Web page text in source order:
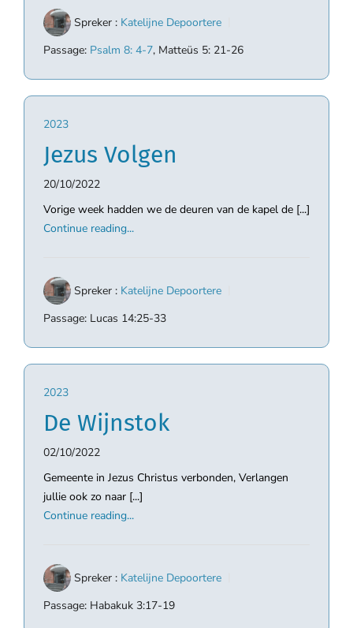
Spreker : Katelijne Depoortere
Passage: Psalm 8: 4-7, Matteüs 5: 21-26
2023
Jezus Volgen
20/10/2022
Vorige week hadden we de deuren van de kapel de [...]
Continue reading...
Spreker : Katelijne Depoortere
Passage: Lucas 14:25-33
2023
De Wijnstok
02/10/2022
Gemeente in Jezus Christus verbonden, Verlangen
jullie ook zo naar [...]
Continue reading...
Spreker : Katelijne Depoortere
Passage: Habakuk 3:17-19